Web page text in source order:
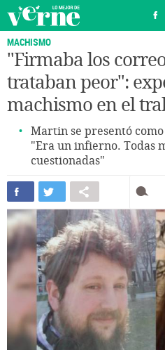
MACHISMO
"Firmaba los
trataban peor":
machismo en el
Martin se presentó
"Era un infierno. Todas
cuestionadas"